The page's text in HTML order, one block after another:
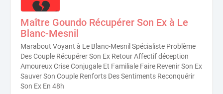
Maître Goundo Récupérer Son Ex à Le
Blanc-Mesnil
Marabout Voyant à Le Blanc-Mesnil Spécialiste Problème
Des Couple Récupérer Son Ex Retour Affectif déception
Amoureux Crise Conjugale Et Familiale Faire Revenir Son Ex
Sauver Son Couple Renforts Des Sentiments Reconquérir
Son Ex En 48h